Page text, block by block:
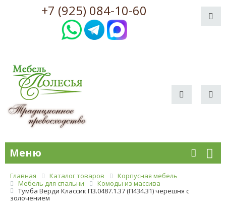
+7 (925) 084-10-60
Меню
Главная Каталог товаров
Корпусная мебель
Мебель для спальни
Комоды из массива
Тумба Верди Классик П3.0487.1.37 (П434.31) черешня с
золочением